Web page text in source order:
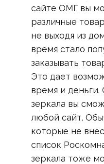
сайте ОМГ вы
различные
не выходя из
время стало
заказывать
Это дает
время и
зеркала вы
любой сайт.
которые не
список
зеркала тоже